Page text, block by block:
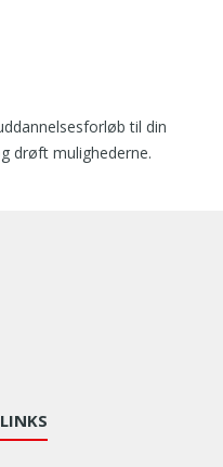
til din
drøft mulighederne.